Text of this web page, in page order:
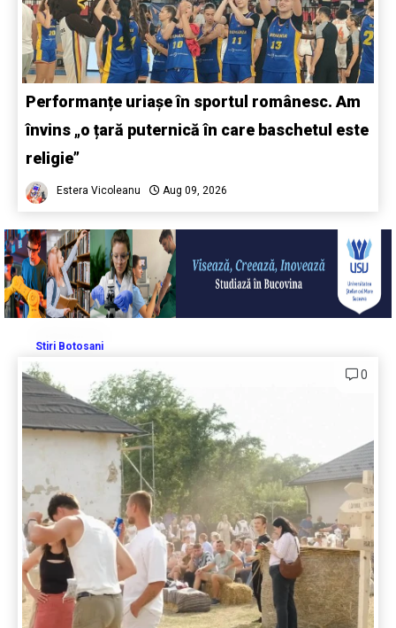
Performanțe uriașe în sportul românesc. Am
învins „o țară puternică în care baschetul este
religie”
Estera Vicoleanu Aug 09, 2026
Stiri Botosani
0